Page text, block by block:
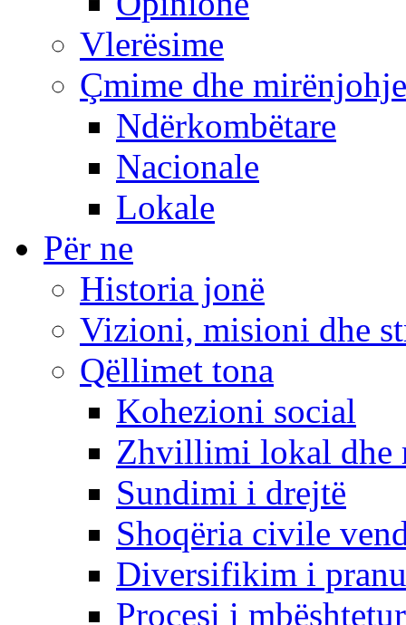
Vlerësime
Çmime dhe mirënjohje
Ndërkombëtare
Nacionale
Lokale
Për ne
Historia jonë
Vizioni, misioni dhe
Qëllimet tona
Kohezioni social
Zhvillimi lokal dhe
Sundimi i drejtë
Shoqëria civile
Diversifikim i
Procesi i